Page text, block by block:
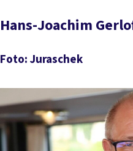
Hans-Joachim
Foto: Juraschek